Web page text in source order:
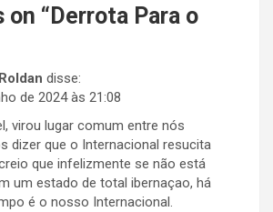
“ Derrota Para o
disse:
de 2024 às 21:08
virou lugar comum entre nós
dizer que o Internacional resucita
que infelizmente se não está
um estado de total ibernaçao, há
é o nosso Internacional.